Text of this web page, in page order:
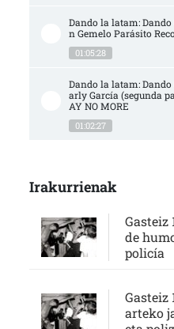
Dando la latam: Dando
n Gemelo Parásito
01:05:28
Dando la latam:
arly García (segunda
AY NO MORE
01:02:27
Irakurrienak
Gasteiz
de
policía
Gasteiz
arteko